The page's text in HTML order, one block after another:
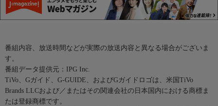
番組内容、放送時間などが実際の放送内容と異なる場合がございま
す。
番組データ提供元：IPG Inc.
TiVo、Gガイド、G-GUIDE、およびGガイドロゴは、米国TiVo
Brands LLCおよび／またはその関連会社の日本国内における商標ま
たは登録商標です。